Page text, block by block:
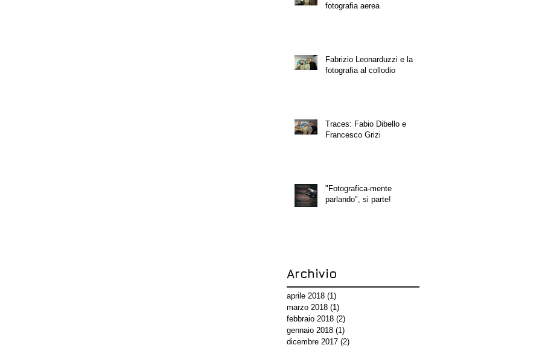
fotografia aerea
Fabrizio Leonarduzzi e la
fotografia al collodio
Traces: Fabio Dibello e
Francesco Grizi
"Fotografica-mente
parlando", si parte!
Archivio
aprile 2018 (1)
marzo 2018 (1)
febbraio 2018 (2)
gennaio 2018 (1)
dicembre 2017 (2)